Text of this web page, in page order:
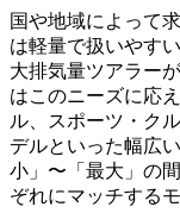
国や地域によって
は軽量で扱いやす
大排気量ツアラー
はこのニーズに応
ル、スポーツ・ク
デルといった幅広
小」〜「最大」の
ぞれにマッチする